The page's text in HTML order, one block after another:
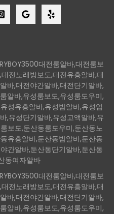
대전룸알바,대전룸보
전노래방보도,대전유흥알바,대
바,대전야간알바,대전단기알바,
알바,유성룸보도,유성룸도우미,
성유흥알바,유성밤알바,유성업
,유성단기알바,유성고액알바,유
보도,둔산동룸도우미,둔산동노
유흥알바,둔산동밤알바,둔산동
간알바,둔산동단기알바,둔산동
동여자알바
대전룸알바,대전룸보
전노래방보도,대전유흥알바,대
바,대전야간알바,대전단기알바,
알바,유성룸보도,유성룸도우미,